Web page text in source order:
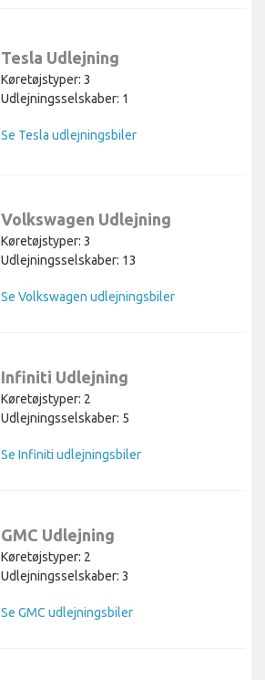
Tesla Udlejning
Køretøjstyper: 3
Udlejningsselskaber: 1
Se Tesla udlejningsbiler
Volkswagen Udlejning
Køretøjstyper: 3
Udlejningsselskaber: 13
Se Volkswagen udlejningsbiler
Infiniti Udlejning
Køretøjstyper: 2
Udlejningsselskaber: 5
Se Infiniti udlejningsbiler
GMC Udlejning
Køretøjstyper: 2
Udlejningsselskaber: 3
Se GMC udlejningsbiler